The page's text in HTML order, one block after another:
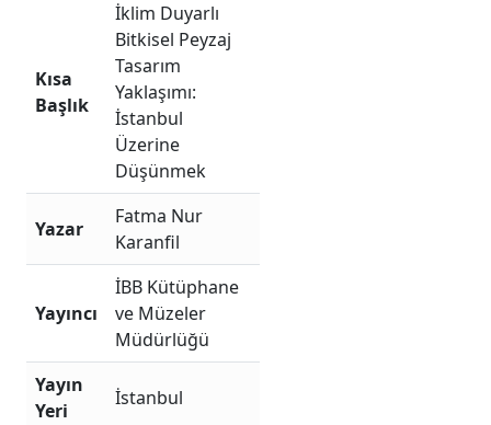
Kısa
Başlık
İklim Duyarlı
Bitkisel Peyzaj
Tasarım
Yaklaşımı:
İstanbul
Üzerine
Düşünmek
Yazar
Fatma Nur
Karanfil
Yayıncı
İBB Kütüphane
ve Müzeler
Müdürlüğü
Yayın
Yeri
İstanbul